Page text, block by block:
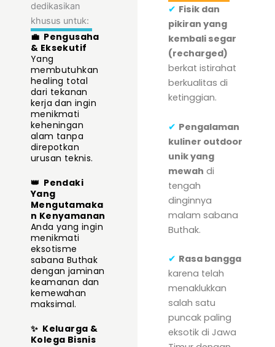
dedikasikan
khusus untuk:
💼 Pengusaha
& Eksekutif
Yang
membutuhkan
healing total
dari tekanan
kerja dan ingin
menikmati
keheningan
alam tanpa
direpotkan
urusan teknis.
👑 Pendaki
Yang
Mengutamaka
n Kenyamanan
Anda yang ingin
menikmati
eksotisme
sabana Buthak
dengan jaminan
keamanan dan
kemewahan
maksimal.
✨ Keluarga &
Kolega Bisnis
✔ Fisik dan
pikiran yang
kembali segar
(recharged)
berkat istirahat
berkualitas di
ketinggian.
✔ Pengalaman
kuliner outdoor
unik yang
mewah di
tengah
dinginnya
malam sabana
Buthak.
✔ Rasa bangga
karena telah
menaklukkan
salah satu
puncak paling
eksotik di Jawa